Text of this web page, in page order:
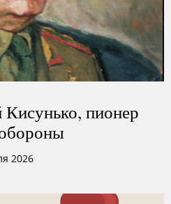
пионер
2026